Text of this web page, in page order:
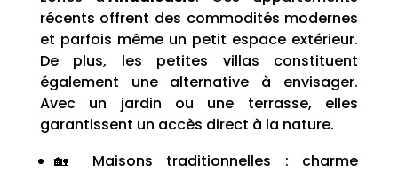
récents offrent des commodités modernes
et parfois même un petit espace extérieur.
De plus, les petites villas constituent
également une alternative à envisager.
Avec un jardin ou une terrasse, elles
garantissent un accès direct à la nature.
🏡 Maisons traditionnelles : charme